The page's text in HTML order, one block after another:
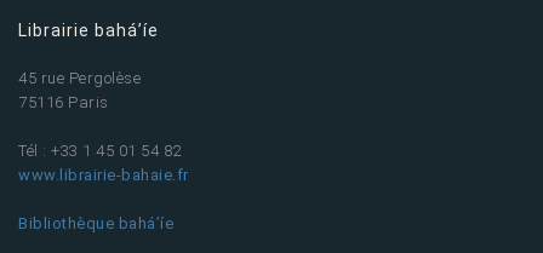
Librairie bahá’íe
45 rue Pergolèse
75116 Paris
Tél : +33 1 45 01 54 82
www.librairie-bahaie.fr
Bibliothèque bahá’íe